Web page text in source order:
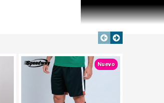
Nuevo
TEXTTRANSPARENTE